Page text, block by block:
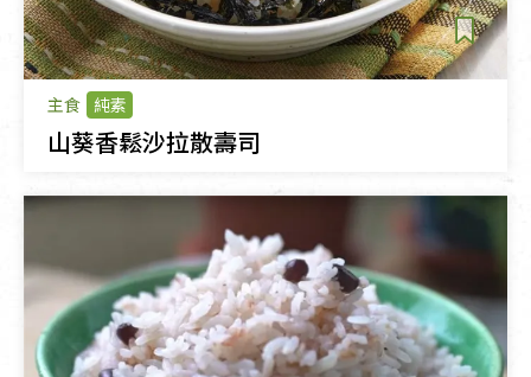
主食 純素
山葵香鬆沙拉散壽司